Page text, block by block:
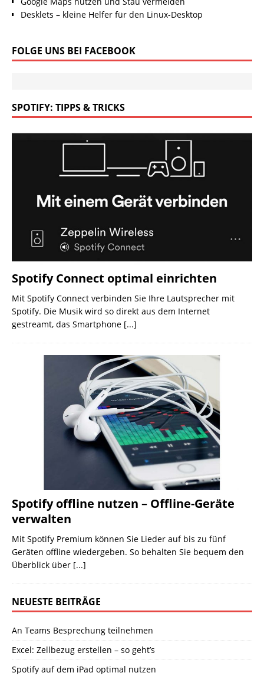
Desklets – kleine Helfer für den Linux-Desktop
FOLGE UNS BEI FACEBOOK
SPOTIFY: TIPPS & TRICKS
Spotify Connect optimal einrichten
Mit Spotify Connect verbinden Sie Ihre Lautsprecher mit
Spotify. Die Musik wird so direkt aus dem Internet
gestreamt, das Smartphone [...]
Spotify offline nutzen – Offline-Geräte
verwalten
Mit Spotify Premium können Sie Lieder auf bis zu fünf
Geräten offline wiedergeben. So behalten Sie bequem den
Überblick über [...]
NEUESTE BEITRÄGE
An Teams Besprechung teilnehmen
Excel: Zellbezug erstellen – so geht’s
Spotify auf dem iPad optimal nutzen